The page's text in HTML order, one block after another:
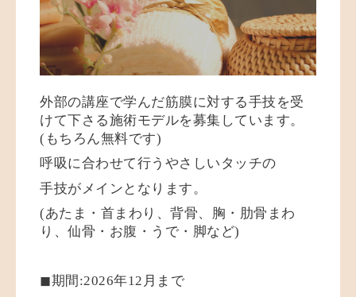
外部の講座で学んだ筋膜に対する手技を受
けて下さる施術モデルを募集しています。
(もちろん無料です)
呼吸に合わせて行うやさしいタッチの
手技がメインとなります。
(あたま・首まわり、背骨、胸・肋骨まわ
り、 仙骨・お腹・うで・脚など)
◼︎期間:2026年12月まで